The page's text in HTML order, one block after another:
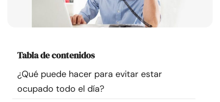
Comunidad
Encuentra un terapeuta
Tabla de contenidos
¿Qué puede hacer para evitar estar
ocupado todo el día?